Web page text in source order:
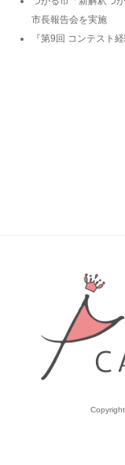
市長報告会を実施
『第9回 コンテスト